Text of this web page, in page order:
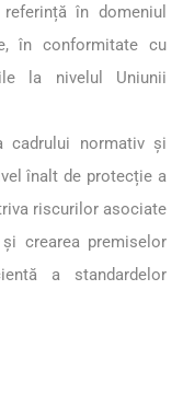
în domeniul
în conformitate cu
la nivelul Uniunii
cadrului normativ și
înalt de protecție a
riscurilor asociate
crearea premiselor
a standardelor